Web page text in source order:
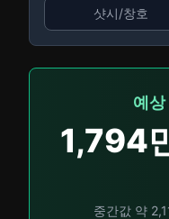
샷시/창호
예
1,794
중간값 약